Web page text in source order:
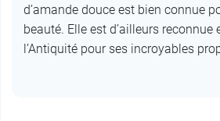
d’amande douce est bien connue
beauté. Elle est d’ailleurs
l’Antiquité pour ses incroyables